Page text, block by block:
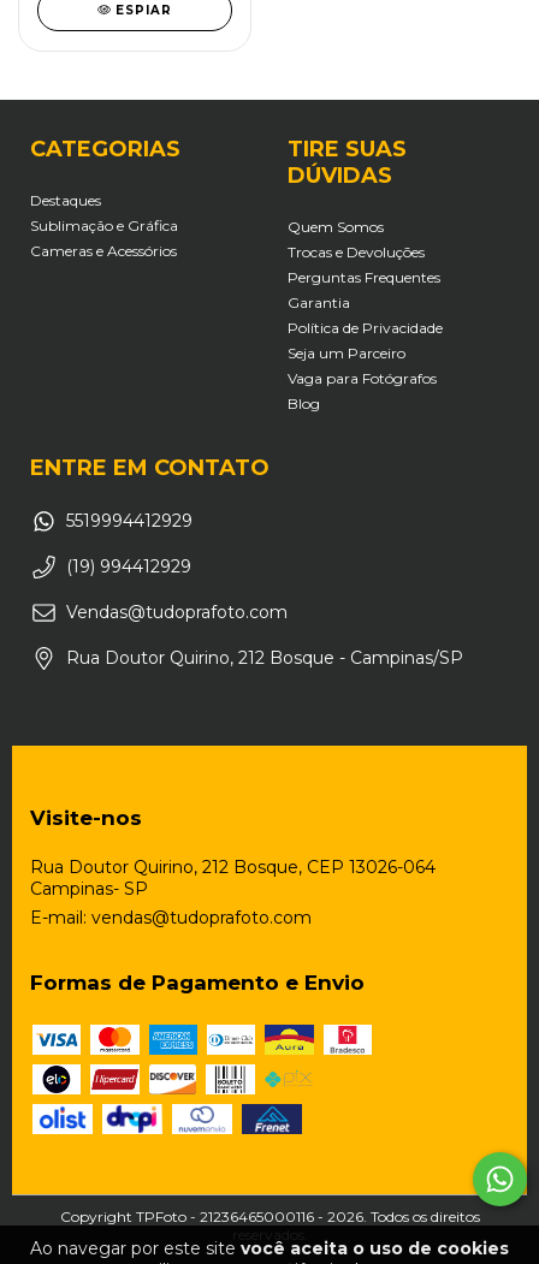
Ao navegar por este site você aceita o uso de cookies
ESPIAR
CATEGORIAS
Destaques
Sublimação e Gráfica
Cameras e Acessórios
TIRE SUAS
DÚVIDAS
Quem Somos
Trocas e Devoluções
Perguntas Frequentes
Garantia
Política de Privacidade
Seja um Parceiro
Vaga para Fotógrafos
Blog
ENTRE EM CONTATO
5519994412929
(19) 994412929
Vendas@tudoprafoto.com
Rua Doutor Quirino, 212 Bosque - Campinas/SP
Visite-nos
Rua Doutor Quirino, 212 Bosque, CEP 13026-064
Campinas- SP
E-mail: vendas@tudoprafoto.com
Formas de Pagamento e Envio
Copyright TPFoto - 21236465000116 - 2026. Todos os direitos